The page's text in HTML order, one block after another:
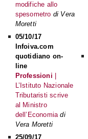
modifiche allo
spesometro di Vera
Moretti
05/10/17
Infoiva.com
quotidiano on-
line
Professioni |
L’Istituto Nazionale
Tributaristi scrive
al Ministro
dell’Economia di
Vera Moretti
25/09/17